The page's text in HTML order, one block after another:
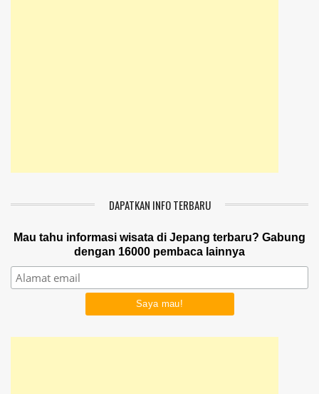
DAPATKAN INFO TERBARU
Mau tahu informasi wisata di Jepang terbaru? Gabung
dengan 16000 pembaca lainnya